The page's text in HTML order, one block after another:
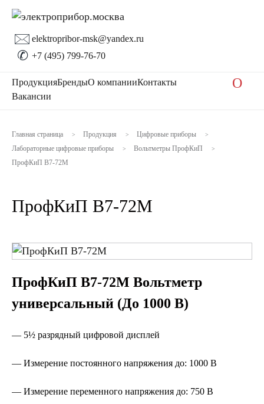
🖂 elektropribor-msk@yandex.ru
✆ +7 (495) 799-76-70
ПродукцияБрендыО компанииКонтакты
Вакансии
O
Главная страница > Продукция > Цифровые приборы >
Лабораторные цифровые приборы > Вольтметры ПрофКиП >
ПрофКиП В7-72М
ПрофКиП В7-72М
ПрофКиП В7-72М Вольтметр
универсальный (До 1000 В)
— 5½ разрядный цифровой дисплей
— Измерение постоянного напряжения до: 1000 В
— Измерение переменного напряжения до: 750 В